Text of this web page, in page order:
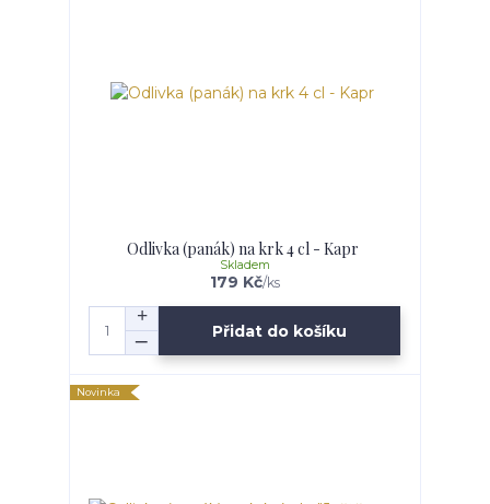
Odlivka (panák) na krk 4 cl - Kapr
179 Kč/ks
Skladem
Přidat do košíku
Novinka